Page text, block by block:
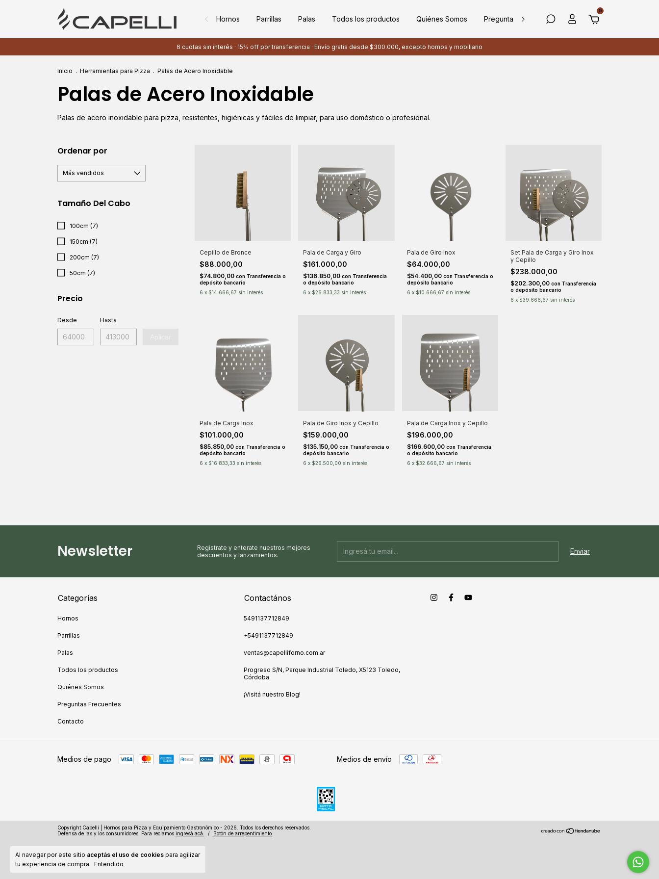
Hornos Parrillas Palas Todos los productos Quiénes Somos Preguntas Frecuentes Contacto
0
6 cuotas sin interés · 15% off por transferencia · Envío gratis desde $300.000, excepto hornos y mobiliario
Al navegar por este sitio aceptás el uso de cookies para agilizar
tu experiencia de compra. Entendido
Inicio . Herramientas para Pizza . Palas de Acero Inoxidable
Palas de Acero Inoxidable
Palas de acero inoxidable para pizza, resistentes, higiénicas y fáciles de limpiar, para uso doméstico o profesional.
Ordenar por
Tamaño Del Cabo
100cm (7)
150cm (7)
200cm (7)
50cm (7)
Precio
Desde Hasta
Cepillo de Bronce
$88.000,00
$74.800,00 con Transferencia o
depósito bancario
6 x $14.666,67 sin interés
Pala de Carga y Giro
$161.000,00
$136.850,00con Transferencia
o depósito bancario
6 x $26.833,33 sin interés
Pala de Giro Inox
$64.000,00
$54.400,00 con Transferencia o
depósito bancario
6 x $10.666,67 sin interés
Set Pala de Carga y Giro Inox
y Cepillo
$238.000,00
$202.300,00 con Transferencia
o depósito bancario
6 x $39.666,67 sin interés
Pala de Carga Inox
$101.000,00
$85.850,00 con Transferencia o
depósito bancario
6 x $16.833,33 sin interés
Pala de Giro Inox y Cepillo
$159.000,00
$135.150,00con Transferencia o
depósito bancario
6 x $26.500,00 sin interés
Pala de Carga Inox y Cepillo
$196.000,00
$166.600,00 con Transferencia
o depósito bancario
6 x $32.666,67 sin interés
Newsletter
Registrate y enterate nuestros mejores
descuentos y lanzamientos.
Categorías
Hornos
Parrillas
Palas
Todos los productos
Quiénes Somos
Preguntas Frecuentes
Contacto
Contactános
5491137712849
+5491137712849
ventas@capelliforno.com.ar
Progreso S/N, Parque Industrial Toledo, X5123 Toledo,
Córdoba
¡Visitá nuestro Blog!
Medios de pago Medios de envío
Copyright Capelli | Hornos para Pizza y Equipamiento Gastronómico - 2026. Todos los derechos reservados.
Defensa de las y los consumidores. Para reclamos ingresá acá. / Botón de arrepentimiento